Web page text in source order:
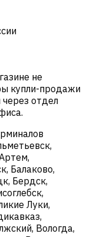
не
купли-продажи
отдел
Балаково,
Бердск,
Луки,
Вологда,